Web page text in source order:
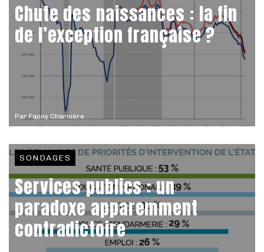
ParFanny Charnière
Chute des naissances : la fin
de l’exception française ?
SONDAGES
Services publics : un
paradoxe apparemment
contradictoire